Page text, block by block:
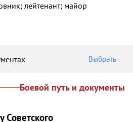
лейтенант; майор
Выбрать
Боевой путь и документы
Советского